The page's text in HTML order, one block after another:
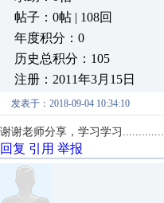
帖子：0帖 | 108回
年度积分：0
历史总积分：105
注册：2011年3月15日
发表于：2018-09-04 10:34:10
谢谢老师分享，学习学习.............
回复 引用 举报